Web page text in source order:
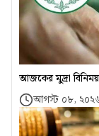
আজকের মুদ্রা
আগস্ট ০৮,